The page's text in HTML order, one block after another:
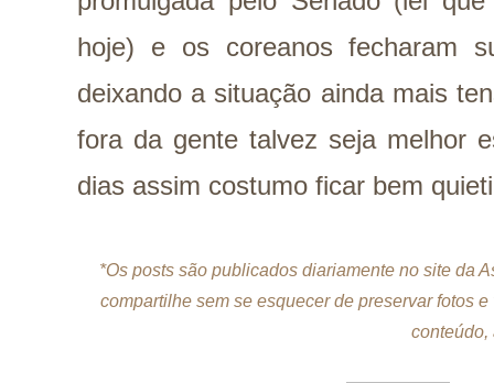
hoje) e os coreanos fecharam
deixando a situação ainda mais
fora da gente talvez seja melhor
dias assim costumo ficar bem
*Os posts são publicados diariamente no site da
compartilhe sem se esquecer de preservar fotos
conteúdo,